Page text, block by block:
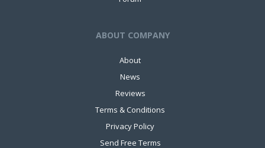
ABOUT COMPANY
About
News
Reviews
Terms & Conditions
Privacy Policy
Send Free Terms